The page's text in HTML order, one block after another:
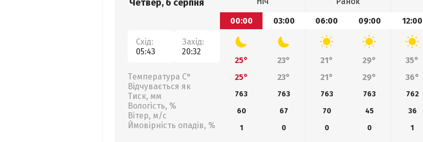
Четвер, 6 серпня
Схід:
05:43
Захід:
20:32
Температура С°
Відчувається як
Тиск, мм
Вологість, %
Вітер, м/с
Ймовірність опадів, %
00:00
03:00 06:00 09:00 12:00
25° 23° 21° 29° 35°
25°
23° 21° 29° 36°
763 763 763 763 762
60
67 70 45 36
1
0 0 0 1